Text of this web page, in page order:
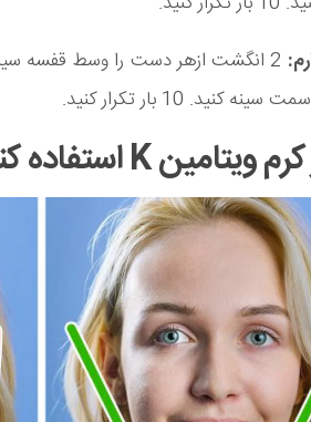
2 انگشت ازهر دست را وسط قفسه
کنید. 10 بار تکرار کنید.